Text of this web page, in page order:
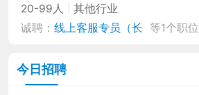
20-99人
其他行业
诚聘： 线上客服专员（长 等1个职位
今日招聘